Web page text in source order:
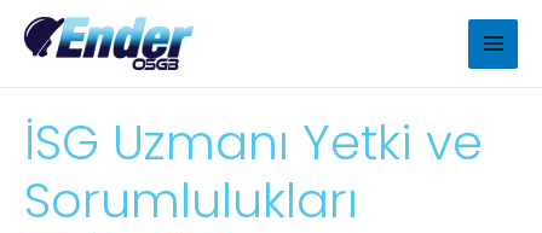
İSG Uzmanı Yetki ve
Sorumlulukları